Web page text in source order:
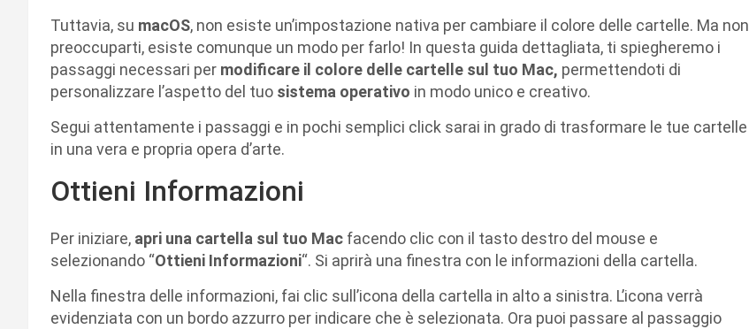
Tuttavia, su macOS, non esiste un’impostazione nativa per cambiare il colore delle cartelle. Ma non
preoccuparti, esiste comunque un modo per farlo! In questa guida dettagliata, ti spiegheremo i
passaggi necessari per modificare il colore delle cartelle sul tuo Mac, permettendoti di
personalizzare l’aspetto del tuo sistema operativo in modo unico e creativo.
Segui attentamente i passaggi e in pochi semplici click sarai in grado di trasformare le tue cartelle
in una vera e propria opera d’arte.
Ottieni Informazioni
Per iniziare, apri una cartella sul tuo Mac facendo clic con il tasto destro del mouse e
selezionando “Ottieni Informazioni“. Si aprirà una finestra con le informazioni della cartella.
Nella finestra delle informazioni, fai clic sull’icona della cartella in alto a sinistra. L’icona verrà
evidenziata con un bordo azzurro per indicare che è selezionata. Ora puoi passare al passaggio